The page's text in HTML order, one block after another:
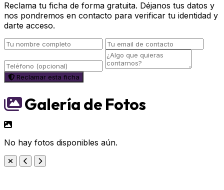
Reclama tu ficha de forma gratuita. Déjanos tus datos y
nos pondremos en contacto para verificar tu identidad y
darte acceso.
Reclamar esta ficha
Galería de Fotos
No hay fotos disponibles aún.